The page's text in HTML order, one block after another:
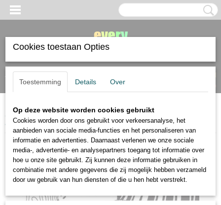
Inloggen Registreren
(0)
Home>papier>diverse papier>Marpa Jansen Zentangle pad 8,9 x
8,9cm wit 190 gram 50 stuks
Cookies toestaan Opties
Toestemming Details Over
Op deze website worden cookies gebruikt
Cookies worden door ons gebruikt voor verkeersanalyse, het
aanbieden van sociale media-functies en het personaliseren van
informatie en advertenties. Daarnaast verlenen we onze sociale
media-, advertentie- en analysepartners toegang tot informatie over
hoe u onze site gebruikt. Zij kunnen deze informatie gebruiken in
combinatie met andere gegevens die zij mogelijk hebben verzameld
door uw gebruik van hun diensten of die u hen hebt verstrekt.